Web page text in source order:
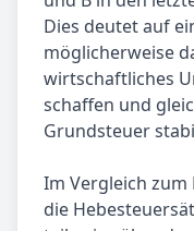
Dies deutet auf
möglicherweise
wirtschaftliches
schaffen und
Grundsteuer
Im Vergleich
die